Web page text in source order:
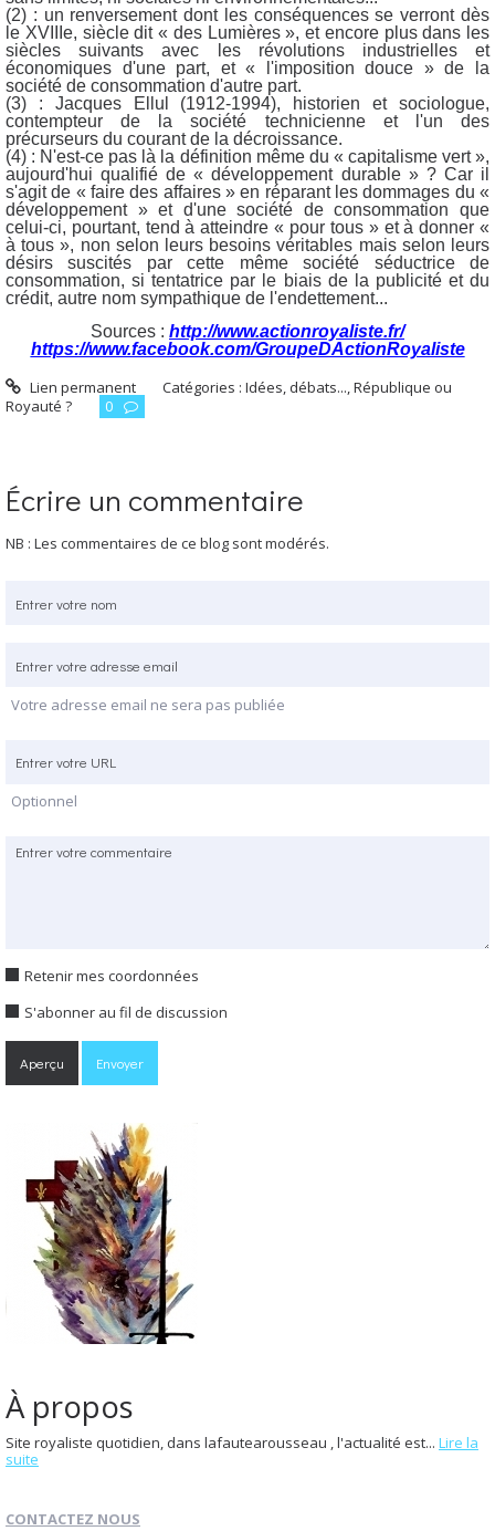
(2) : un renversement dont les conséquences se verront dès
le XVIIIe, siècle dit « des Lumières », et encore plus dans les
siècles suivants avec les révolutions industrielles et
économiques d'une part, et « l'imposition douce » de la
société de consommation d'autre part.
(3) : Jacques Ellul (1912-1994), historien et sociologue,
contempteur de la société technicienne et l'un des
précurseurs du courant de la décroissance.
(4) : N'est-ce pas là la définition même du « capitalisme vert »,
aujourd'hui qualifié de « développement durable » ? Car il
s'agit de « faire des affaires » en réparant les dommages du «
développement » et d'une société de consommation que
celui-ci, pourtant, tend à atteindre « pour tous » et à donner «
à tous », non selon leurs besoins véritables mais selon leurs
désirs suscités par cette même société séductrice de
consommation, si tentatrice par le biais de la publicité et du
crédit, autre nom sympathique de l'endettement...
Sources : http://www.actionroyaliste.fr/
https://www.facebook.com/GroupeDActionRoyaliste
Lien permanent Catégories :Idées, débats...,République ou
Royauté ?
0
Écrire un commentaire
NB : Les commentaires de ce blog sont modérés.
Votre adresse email ne sera pas publiée
Optionnel
Retenir mes coordonnées
S'abonner au fil de discussion
À propos
Site royaliste quotidien, dans lafautearousseau , l'actualité est... Lire la
suite
CONTACTEZ NOUS